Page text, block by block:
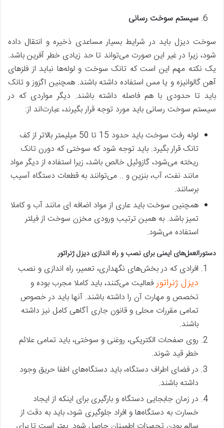
سیستم سوخت رسانی
سوخت دیزل باید در شرایط بسیار مساعدی ذخیره و انتقال داده
شود، زیرا در غیر این صورت می‌تواند تا حد زیادی خطر آفرین باشد.
یک نکته مهم این است که تانک سوخت و لوله‌ها نباید از فلزهای
آهن گالوانیزه و یا مس استفاده داشته باشند. همچنین اگزوز و تانک
باید تا حدودی با هم فاصله داشته باشند. دیگر مواردی که در
سیستم سوخت رسانی باید مورد توجه قرار بگیرند، عبارت‌اند از:
لوله رفت سوخت باید حدود 15 تا 50 میلیمتر بالاتر از کف
تانک قرار بگیرد. باید توجه شود که سوختی که دورن تانک
ریخته می‌شود، گازوئیل خالص باشد، زیرا استفاده از دیگر مواد
مانند نفت، آب، بنزین و .. می‌توانند به قطعات دستگاه آسیب
برسانند.
همچنین سوخت باید عاری از مواد اضافه ای مانند آب و کاملا
تمیز باشد. به همین ترتیب ورودی مخزن سوخت از فیلتر
استفاده می‌شود.
دستورالعمل‌های ایمنی برای نصب و راه اندازی دیزل ژنراتور
افرادی که در بخش‌های نگهداری، تعمیر، راه اندازی و نصب
دیزل ژنراتورفعالیت می‌کنند، باید کاملا مجرب بوده و
تخصص و مهارت آن را داشته باشند. آنها باید در خصوص
تمامی مقررات محلی و قانون جاری آگاهی کامل نیز داشته
باشند.
روی صفحات الکتریکی، روغنی و سوختی، باید تمامی علائم
خطر قید شوند.
در فضای اطراف دستگاه، باید دستگاه‌های اطفا حریق وجود
داشته باشند.
در زمان جابجایی دستگاه و بارگیری برای اینکه از ایجاد
خسارت به دستگاه‌ها و افراد جلوگیری شود، باید به دقت از